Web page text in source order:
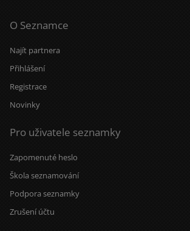
O Seznamce
Najít partnera
Přihlášení
Registrace
Novinky
Pro uživatele seznamky
Zapomenuté heslo
Škola seznamování
Podpora seznamky
Zrušení účtu